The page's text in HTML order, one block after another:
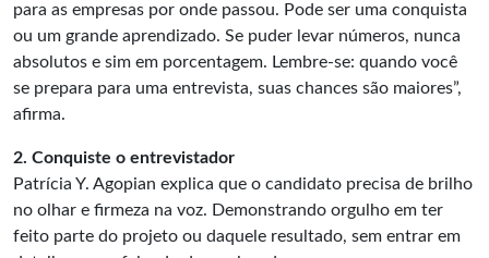
para as empresas por onde passou. Pode ser uma conquista
ou um grande aprendizado. Se puder levar números, nunca
absolutos e sim em porcentagem. Lembre-se: quando você
se prepara para uma entrevista, suas chances são maiores”,
afirma.
2. Conquiste o entrevistador
Patrícia Y. Agopian explica que o candidato precisa de brilho
no olhar e firmeza na voz. Demonstrando orgulho em ter
feito parte do projeto ou daquele resultado, sem entrar em